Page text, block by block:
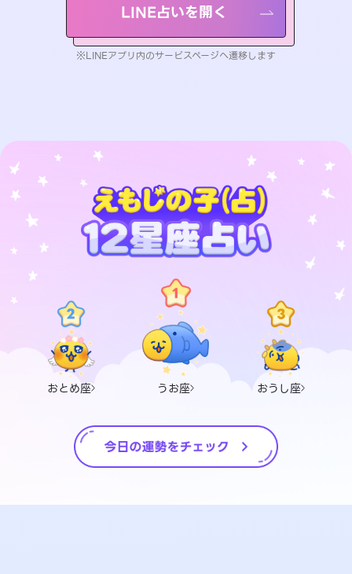
LINE占いを開く
※LINEアプリ内のサービスページへ遷移します
おとめ座 うお座 おうし座